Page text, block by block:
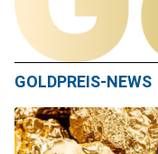
GOLDPREIS-NEWS